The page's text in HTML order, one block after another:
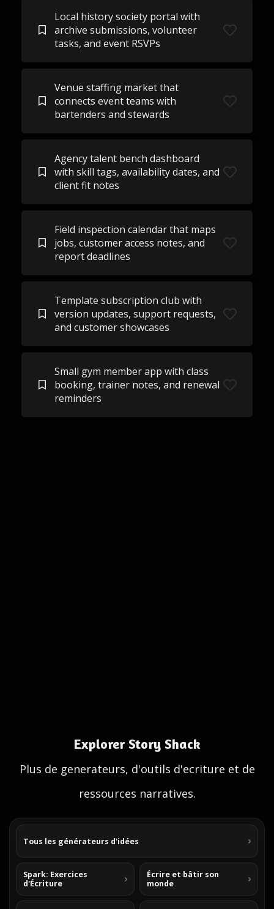
Local history society portal with
archive submissions, volunteer
tasks, and event RSVPs
Venue staffing market that
connects event teams with
bartenders and stewards
Agency talent bench dashboard
with skill tags, availability dates, and
client fit notes
Field inspection calendar that maps
jobs, customer access notes, and
report deadlines
Template subscription club with
version updates, support requests,
and customer showcases
Small gym member app with class
booking, trainer notes, and renewal
reminders
Explorer Story Shack
Plus de generateurs, d'outils d'ecriture et de
ressources narratives.
Tous les générateurs d'idées
Spark: Exercices
d'Écriture
Écrire et bâtir son
monde